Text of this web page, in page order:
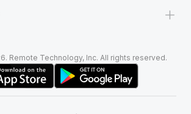
+
Remote Technology, Inc. All rights reserved.